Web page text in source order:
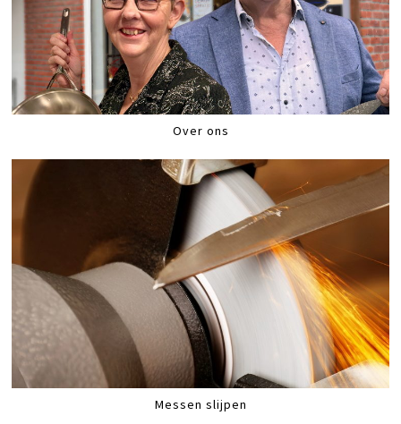
Over ons
Messen slijpen